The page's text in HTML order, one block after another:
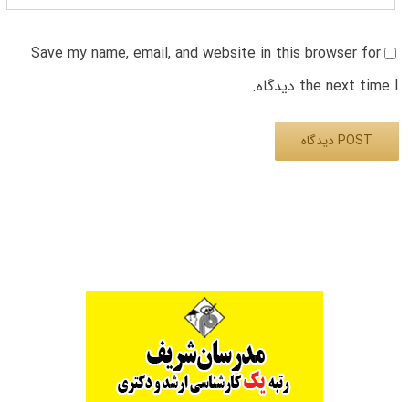
Save my name, email, and website in this browser for
the next time I دیدگاه.